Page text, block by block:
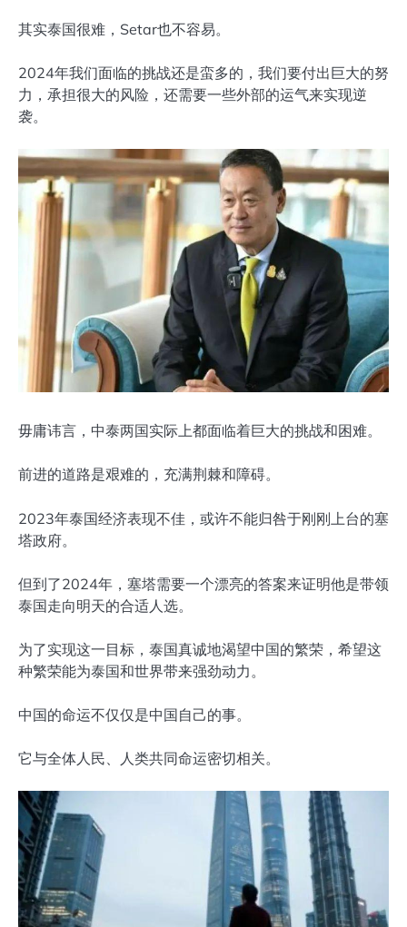
其实泰国很难，Setar也不容易。
2024年我们面临的挑战还是蛮多的，我们要付出巨大的努
力，承担很大的风险，还需要一些外部的运气来实现逆
袭。
毋庸讳言，中泰两国实际上都面临着巨大的挑战和困难。
前进的道路是艰难的，充满荆棘和障碍。
2023年泰国经济表现不佳，或许不能归咎于刚刚上台的塞
塔政府。
但到了2024年，塞塔需要一个漂亮的答案来证明他是带领
泰国走向明天的合适人选。
为了实现这一目标，泰国真诚地渴望中国的繁荣，希望这
种繁荣能为泰国和世界带来强劲动力。
中国的命运不仅仅是中国自己的事。
它与全体人民、人类共同命运密切相关。